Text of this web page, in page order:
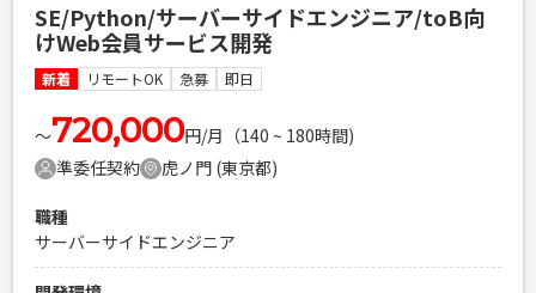
応 AI（Claude Code）による現行解析や現新比較などの最新
技術、プロセスを取り入れた効率的な開発を行っています。
必須スキル
・Reactを用いたフロントエンド開発の実務経験（2年以上目
安） ・JavaScript(ES6+),TypeScript,HTML5,CSS3を1人称で
開発できるレベルのスキル ・Webアプリケーションの単体テ
基本設計書・詳細設計書の作成および改修経験 ・配下メンバ
ーのスケジュール管理
PHPを用いたWebサービスの開発経験4年以上
SE/Python/サーバーサイドエンジニア/toB向
けWeb会員サービス開発
新着 リモートOK 急募 即日
〜720,000円/月（140 ~ 180時間)
準委任契約
虎ノ門 (東京都)
職種
サーバーサイドエンジニア